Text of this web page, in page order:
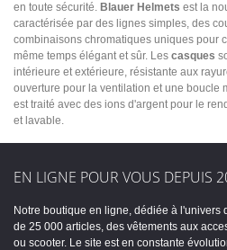
en toute sécurité. Blauer Helmets est la
caractérisée par des lignes simples, des
combinaisons chromatiques uniques pour
même temps élégant et sûr. Les casques
intérieure et extérieure, résistante aux
ouverture pour la ventilation et une boucle
est traité avec des ions d'argent pour le
et lavable.
EN LIGNE POUR VOUS DEPUIS
Notre boutique en ligne, dédiée à l'univers
de 25 000 articles, des vêtements aux
ou scooter. Le site est en constante